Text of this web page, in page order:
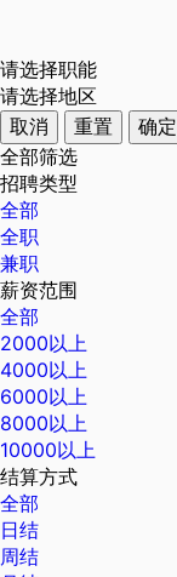
请选择职能
请选择地区
取消
重置
确定
全部筛选
招聘类型
全部
全职
兼职
薪资范围
全部
2000以上
4000以上
6000以上
8000以上
10000以上
结算方式
全部
日结
周结